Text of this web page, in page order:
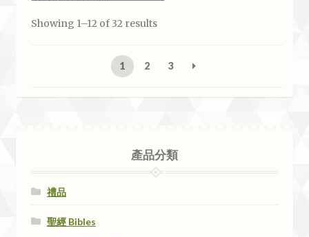
Showing 1–12 of 32 results
1 2 3
產品分類
禮品
聖經 Bibles